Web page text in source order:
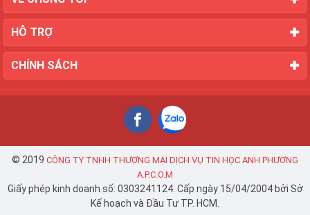
HỖ TRỢ
CHÍNH SÁCH
© 2019 CÔNG TY TNHH THƯƠNG MẠI DỊCH VỤ TIN HỌC ANH PHƯƠNG
A.P.C.O.M
Giấy phép kinh doanh số: 0303241124. Cấp ngày 15/04/2004 bởi Sở
Kế hoạch và Đầu Tư TP. HCM.